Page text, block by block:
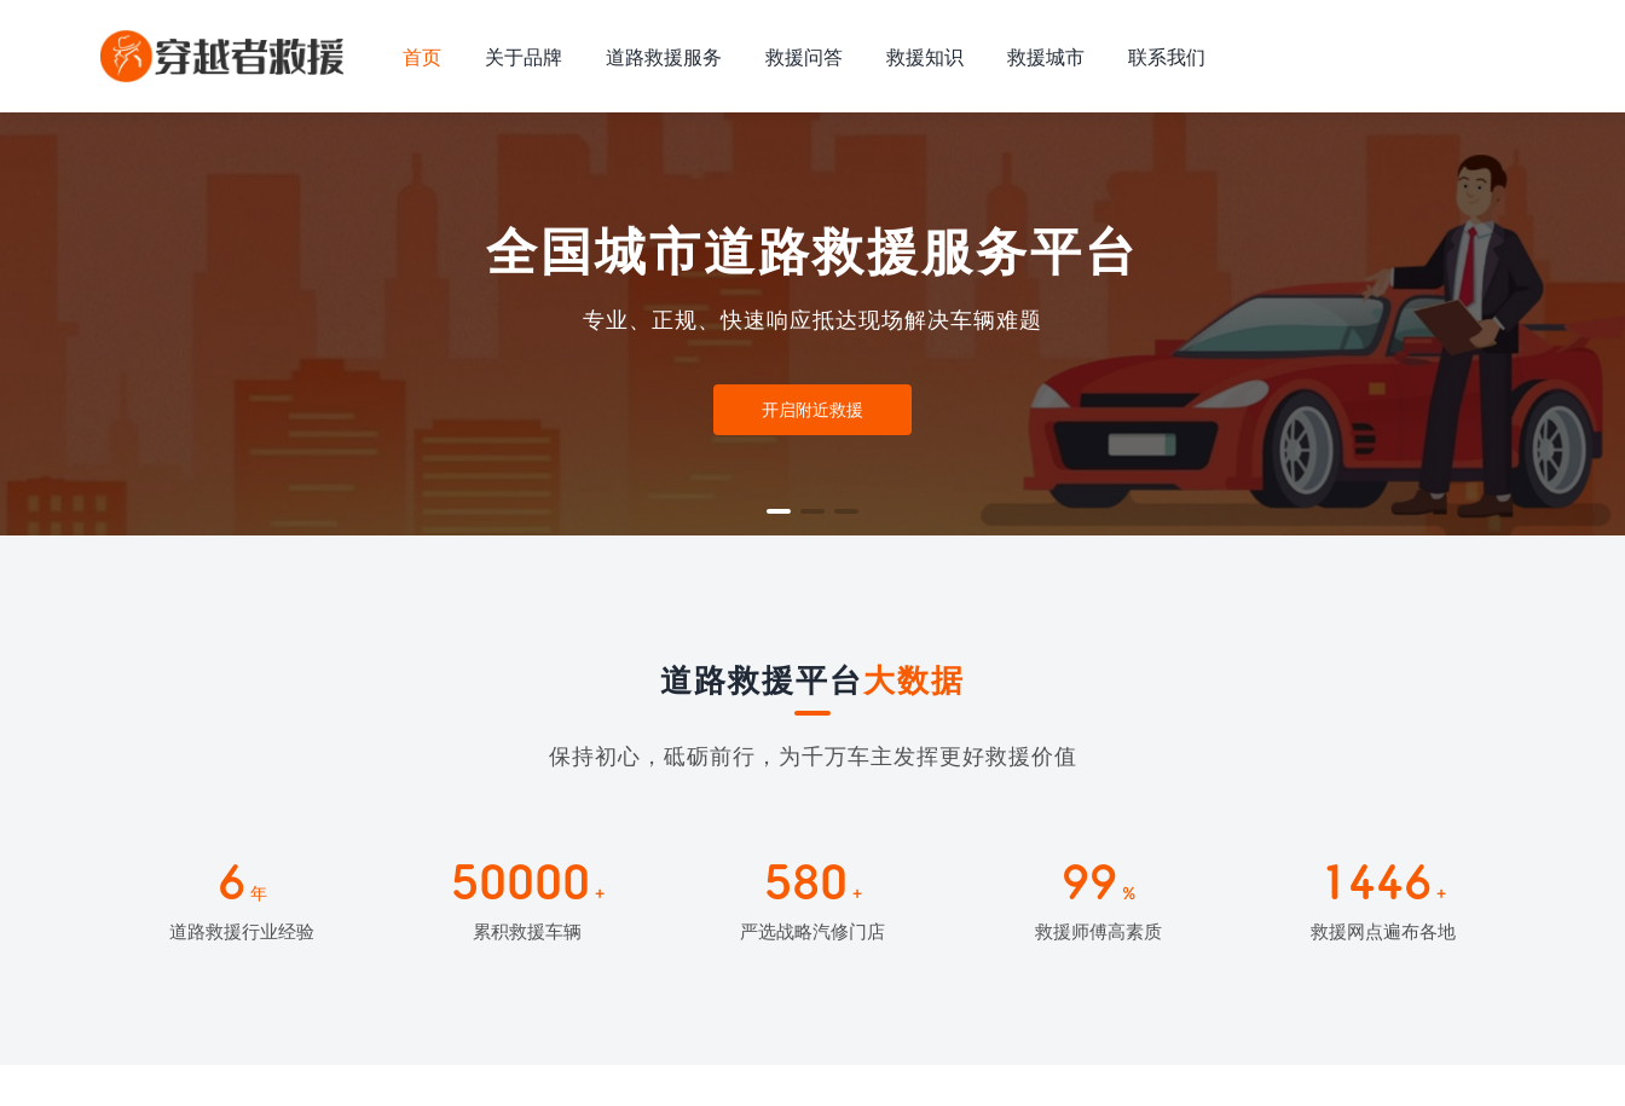
首页 关于品牌 道路救援服务 救援问答 救援知识 救援城市 联系我们
全国城市道路救援服务平台
专业、正规、快速响应抵达现场解决车辆难题
开启附近救援
道路救援平台大数据
保持初心，砥砺前行，为千万车主发挥更好救援价值
6 年
道路救援行业经验
50000 +
累积救援车辆
580 +
严选战略汽修门店
99 %
救援师傅高素质
1446 +
救援网点遍布各地